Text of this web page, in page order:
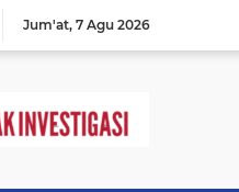
Jum'at 7 Agu 2026